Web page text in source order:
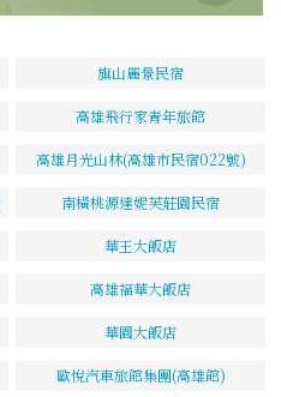
旗山麗景民宿
高雄飛行家青年旅館
高雄月光山林(高雄市民宿022號)
南橫桃源達妮芙莊園民宿
華王大飯店
高雄福華大飯店
華園大飯店
歐悅汽車旅館集團(高雄館)